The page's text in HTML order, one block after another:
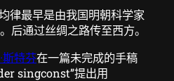
律最早是由我国明朝科学家
后通过丝绸之路传至西方。
斯特芬在一篇未完成的手稿
singconst”提出用